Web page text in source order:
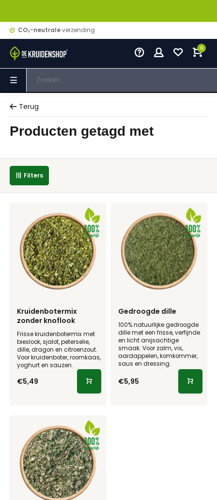
CO₂-neutraleverzending
0
Terug
Producten getagd met
Filters
Kruidenbotermix
zonder knoflook
Frisse kruidenbotermix met
bieslook, sjalot, peterselie,
dille, dragon en citroenzout.
Voor kruidenboter, roomkaas,
yoghurt en sauzen.
€5,49
Gedroogde dille
100% natuurlijke gedroogde
dille met een frisse, verfijnde
en licht anijsachtige
smaak. Voor zalm, vis,
aardappelen, komkommer,
saus en dressing.
€5,95